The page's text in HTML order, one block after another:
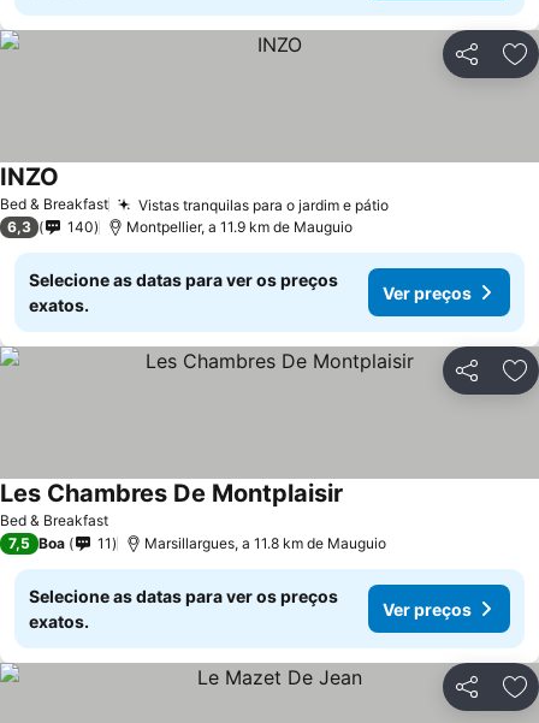
Partilhar
Bed & Breakfast Vistas tranquilas para o jardim e pátio
INZO
6,3 140 Montpellier, a 11.9 km de Mauguio
Selecione as datas para ver os preços
exatos.
Ver preços
Partilhar
Bed & Breakfast
Les Chambres De Montplaisir
7,5 Boa 11 Marsillargues, a 11.8 km de Mauguio
Selecione as datas para ver os preços
exatos.
Ver preços
Partilhar